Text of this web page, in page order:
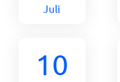
Juli
10